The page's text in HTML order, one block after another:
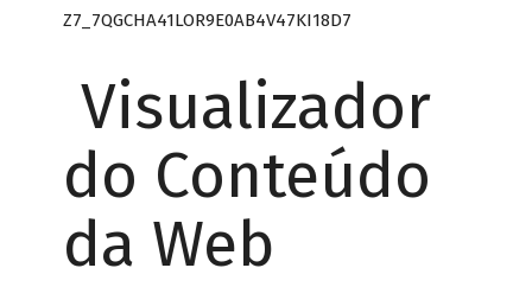
Z7_7QGCHA41LOR9E0AB4V47KI18D7
Visualizador
do Conteúdo
da Web